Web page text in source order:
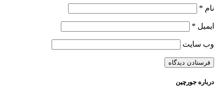
نام *
ایمیل *
وب‌ سایت
درباره جورچین